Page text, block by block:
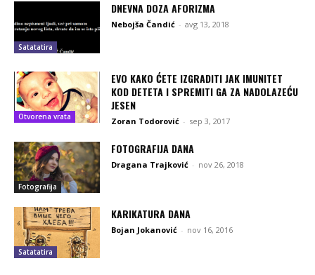
Satatatira
DNEVNA DOZA AFORIZMA
Nebojša Čandić - avg 13, 2018
Otvorena vrata
EVO KAKO ĆETE IZGRADITI JAK IMUNITET
KOD DETETA I SPREMITI GA ZA NADOLAZEĆU
JESEN
Zoran Todorović - sep 3, 2017
Fotografija
FOTOGRAFIJA DANA
Dragana Trajković - nov 26, 2018
Satatatira
KARIKATURA DANA
Bojan Jokanović - nov 16, 2016